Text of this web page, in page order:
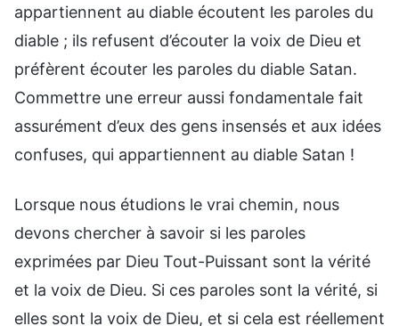
appartiennent au diable écoutent les paroles du
diable ; ils refusent d’écouter la voix de Dieu et
préfèrent écouter les paroles du diable Satan.
Commettre une erreur aussi fondamentale fait
assurément d’eux des gens insensés et aux idées
confuses, qui appartiennent au diable Satan !
Lorsque nous étudions le vrai chemin, nous
devons chercher à savoir si les paroles
exprimées par Dieu Tout-Puissant sont la vérité
et la voix de Dieu. Si ces paroles sont la vérité, si
elles sont la voix de Dieu, et si cela est réellement